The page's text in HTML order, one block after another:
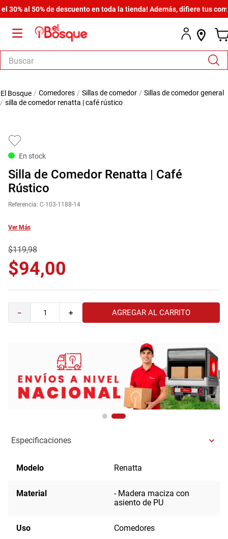
al 50% de descuento en toda la tienda! Además, difiere tus
Buscar
comedores sillas de comedor
sillas de comedor general
silla de comedor renatta | café rústico
En stock
Silla de Comedor Renatta | Café
Rústico
Referencia: C-103-1188-14
Ver Más
$119,98
$94,00
＋
－ AGREGAR AL CARRITO
Especificaciones
Modelo Renatta
Material
- Madera maciza con
asiento de PU
Uso Comedores
1.
armario
.
armario lux
6.
cama
7.
havana master
10
sofa